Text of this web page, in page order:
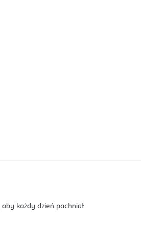
każdy dzień pachniał